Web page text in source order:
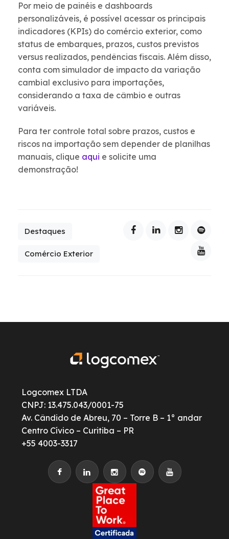
Por meio de painéis e dashboards
personalizáveis, é possível acessar os principais
indicadores (KPIs) do comércio exterior, como
status de embarques, prazos, custos previstos
versus realizados, pendências fiscais. Além disso,
conta com simulador de impacto da variação
cambial exclusivo para importações,
considerando a taxa de câmbio e outras
variáveis.
Para ter controle total sobre prazos, custos e
riscos na importação sem depender de planilhas
manuais, clique aqui e solicite uma
demonstração!
Destaques
Comércio Exterior
Logcomex LTDA
CNPJ: 13.475.043/0001-75
Av. Cândido de Abreu, 70 – Torre B – 1° andar
Centro Cívico – Curitiba – PR
+55 4003-3317